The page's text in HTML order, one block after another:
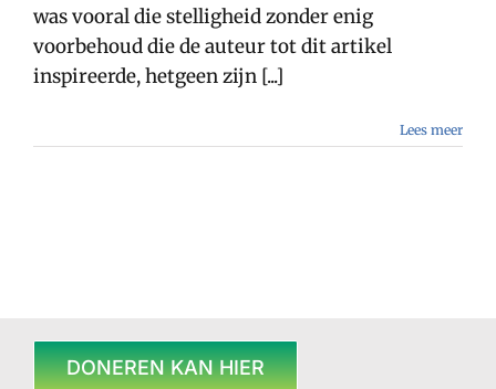
was vooral die stelligheid zonder enig
voorbehoud die de auteur tot dit artikel
inspireerde, hetgeen zijn [...]
Lees meer
DONEREN KAN HIER